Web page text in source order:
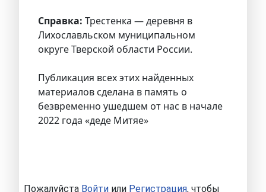
Справка: Трестенка — деревня в
Лихославльском муниципальном
округе Тверской области России.
Публикация всех этих найденных
материалов сделана в память о
безвременно ушедшем от нас в начале
2022 года «деде Митяе»
Пожалуйста Войти или Регистрация, чтобы